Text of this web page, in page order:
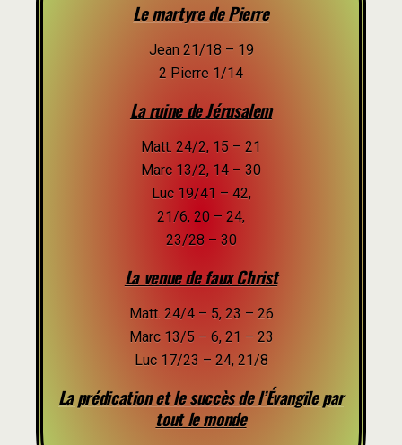
Le martyre de Pierre
Jean 21/18 – 19
2 Pierre 1/14
La ruine de Jérusalem
Matt. 24/2, 15 – 21
Marc 13/2, 14 – 30
Luc 19/41 – 42,
21/6, 20 – 24,
23/28 – 30
La venue de faux Christ
Matt. 24/4 – 5, 23 – 26
Marc 13/5 – 6, 21 – 23
Luc 17/23 – 24, 21/8
La prédication et le succès de l’Évangile par
tout le monde